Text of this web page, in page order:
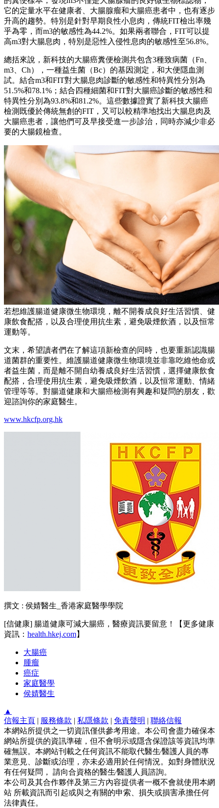
它的定量水平在健康者、大腸腺瘤和大腸癌患者中，也有逐步
升高的趨勢。特別是針對早期良性小息肉，傳統FIT檢出率幾
乎為零，而m3的敏感性為44.2%。如果兩者聯合，FIT可以提
高m3對大腸息肉，特別是惡性入侵性息肉的敏感性至56.8%。
總括來說，新科技的大腸癌糞便檢測共包含3種致病菌（Fn、
m3、Ch），一種益生菌（Bc）的基因測定，和大便隱血測
試。結合m3和FIT對大腸息肉診斷的敏感性和特異性分別為
51.5%和78.1%；結合四種細菌和FIT對大腸癌診斷的敏感性和
特異性分別為93.8%和81.2%。這些數據證實了新科技大腸癌
檢測既優於傳統無創的FIT，又可以較精準地找出大腸息肉及
大腸癌患者，讓他們可及早接受進一步診治，同時亦減少非必
要的大腸鏡檢查。
若想維護腸道健康微生物環境，離不開養成良好生活習慣、健
康飲食配搭，以及合理使用抗生素，避免吸煙飲酒，以及恒常
運動等。
文末，希望讀者們在了解這項新檢查的同時，也要重新認識腸
道菌群的重要性。維護腸道健康微生物環境並非靠吃維他命或
者益生菌，而是離不開自幼養成良好生活習慣，選擇健康飲食
配搭，合理使用抗生素，避免吸煙飲酒，以及恒常運動、情緒
管理等等。對腸道健康和大腸癌檢測有興趣和疑問的朋友，歡
迎諮詢你的家庭醫生。
www.hkcfp.org.hk
撰文 : 侯婧醫生_香港家庭醫學學院
[信健康] 腸道健康可減大腸癌，醫療資訊要留意！【更多健康
資訊： health.hkej.com】
大腸癌
腫瘤
癌症
家庭醫學
侯婧醫生
▲
信報主頁 | 服務條款 | 私隱條款 | 免責聲明 | 聯絡信報
本網站所提供之一切資訊僅供參考用途。本公司會盡力確保本
網站所提供的資訊準確，但不會明示或隱含保證該等資訊均準
確無誤。本網站刊載之任何資訊不能取代醫生∕醫護人員的專
業意見、診斷或治理，亦未必適用於任何情況。如對身體狀況
有任何疑問， 請向合資格的醫生∕醫護人員諮詢。
本公司及其合作夥伴及第三方內容提供者一概不會就使用本網
站 所載資訊而引起或與之有關的申索、損失或損害承擔任何
法律責任。